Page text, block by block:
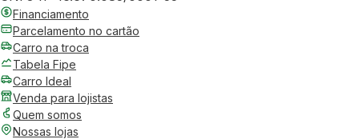
Financiamento
Parcelamento no cartão
Carro na troca
Tabela Fipe
Carro Ideal
Venda para lojistas
Quem somos
Nossas lojas